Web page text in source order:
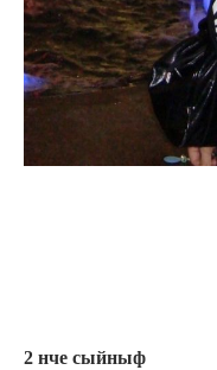
2 нче сыйныф